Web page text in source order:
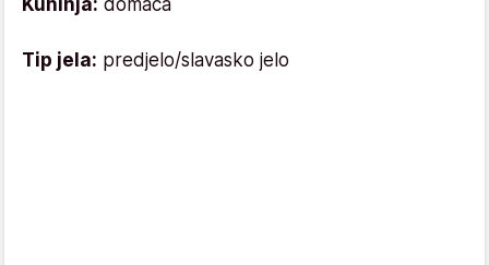
Tip jela: predjelo/slavasko jelo